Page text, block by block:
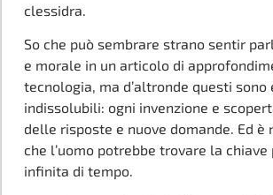
clessidra.
So che può sembrare strano sentir
e morale in un articolo di
tecnologia, ma d’altronde questi sono
indissolubili: ogni invenzione e
delle risposte e nuove domande. Ed è
che l’uomo potrebbe trovare la chiave
infinita di tempo.